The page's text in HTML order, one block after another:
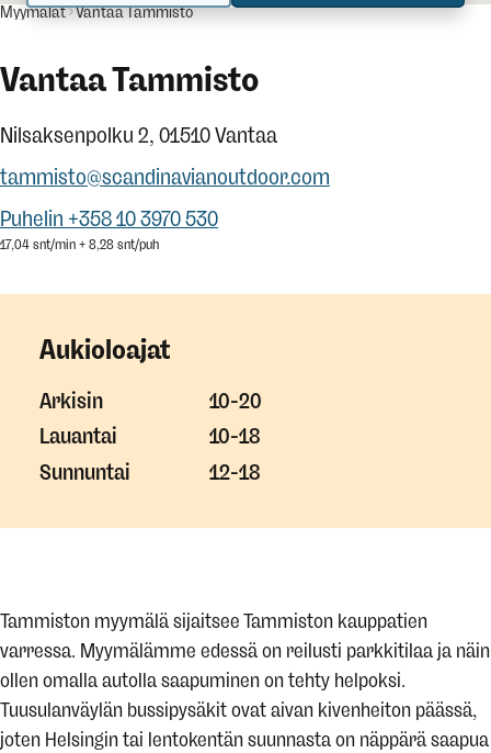
Myymälät Vantaa Tammisto
Vantaa Tammisto
Nilsaksenpolku 2, 01510 Vantaa
tammisto@scandinavianoutdoor.com
Puhelin +358 10 3970 530
17,04 snt/min + 8,28 snt/puh
Aukioloajat
Arkisin
10-20
Lauantai
10-18
Sunnuntai
12-18
Tammiston myymälä sijaitsee Tammiston kauppatien
varressa. Myymälämme edessä on reilusti parkkitilaa ja näin
ollen omalla autolla saapuminen on tehty helpoksi.
Tuusulanväylän bussipysäkit ovat aivan kivenheiton päässä,
joten Helsingin tai lentokentän suunnasta on näppärä saapua